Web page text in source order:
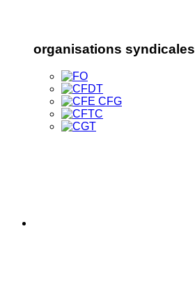
organisations syndicales